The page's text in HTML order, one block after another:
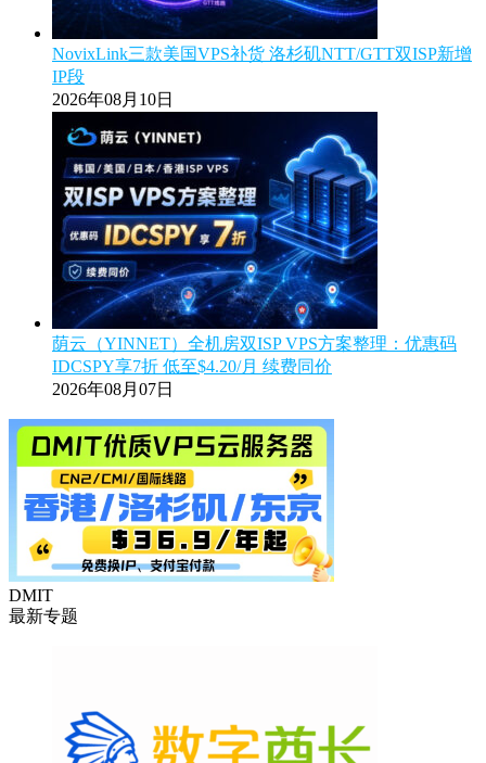
NovixLink三款美国VPS补货 洛杉矶NTT/GTT双ISP新增
IP段
2026年08月10日
荫云（YINNET）全机房双ISP VPS方案整理：优惠码
IDCSPY享7折 低至$4.20/月 续费同价
2026年08月07日
DMIT
最新专题